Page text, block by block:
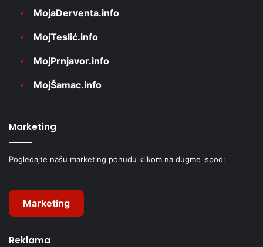
MojaDerventa.info
MojTeslić.info
MojPrnjavor.info
MojŠamac.info
Marketing
Pogledajte našu marketing ponudu klikom na dugme ispod:
Marketing
Reklama